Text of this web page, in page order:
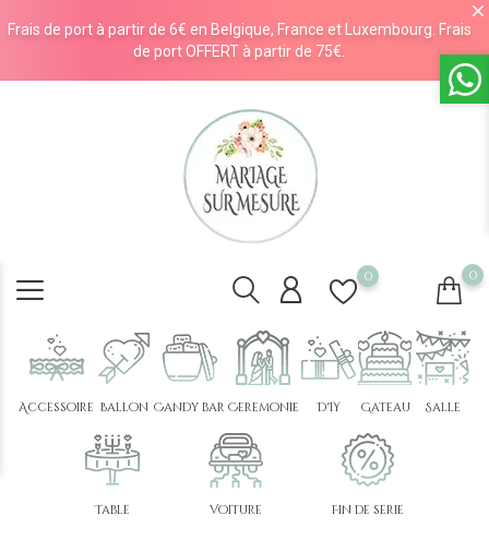
Frais de port à partir de 6€ en Belgique, France et Luxembourg. Frais
de port OFFERT à partir de 75€.
0 0
Accessoire Ballon Candy bar Cérémonie DIY Gâteau Salle
Table Voiture Fin de série